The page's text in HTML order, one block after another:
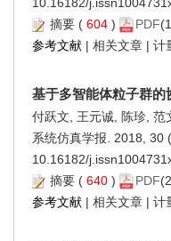
摘要 ( 604 ) PDF
参考文献 | 相关文章 | 计
基于多智能体粒子群
付跃文, 王元诚, 陈珍, 范
系统仿真学报. 2018, 30
10.16182/
摘要 ( 640 ) PDF
参考文献 | 相关文章 | 计